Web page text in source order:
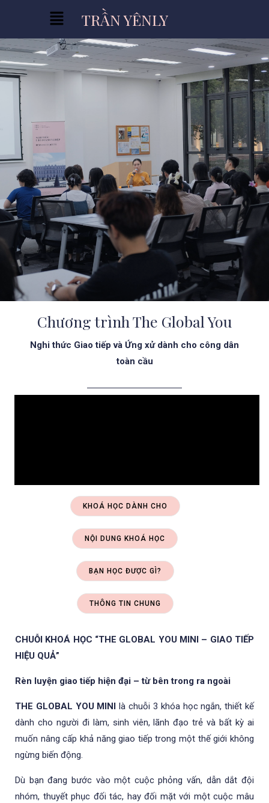
TRẦN YÊNLY
Chương trình The Global You
Nghi thức Giao tiếp và Ứng xử dành cho công dân
toàn cầu
KHOÁ HỌC DÀNH CHO
NỘI DUNG KHOÁ HỌC
BẠN HỌC ĐƯỢC GÌ?
THÔNG TIN CHUNG
CHUỖI KHOÁ HỌC “THE GLOBAL YOU MINI – GIAO TIẾP
HIỆU QUẢ”
Rèn luyện giao tiếp hiện đại – từ bên trong ra ngoài
THE GLOBAL YOU MINI
là chuỗi 3 khóa học ngắn, thiết kế
dành cho người đi làm, sinh viên, lãnh đạo trẻ và bất kỳ ai
muốn nâng cấp khả năng giao tiếp trong một thế giới không
ngừng biến động.
Dù bạn đang bước vào một cuộc phỏng vấn, dẫn dắt đội
nhóm, thuyết phục đối tác, hay đối mặt với một cuộc mâu